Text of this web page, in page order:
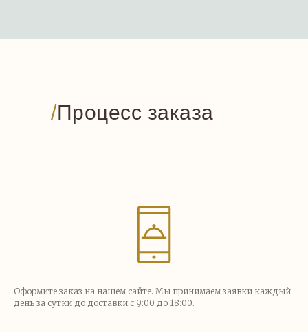
/Процесс заказа
Оформите заказ на нашем сайте. Мы принимаем заявки каждый
день за сутки до доставки с 9:00 до 18:00.